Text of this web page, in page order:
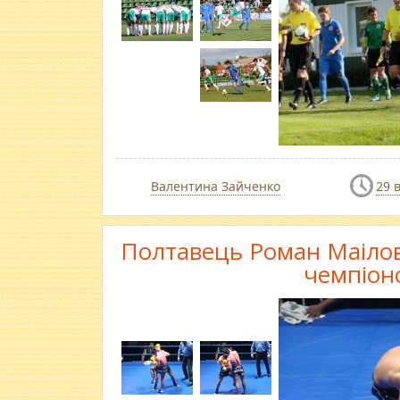
Валентина Зайченко 29
Полтавець Роман